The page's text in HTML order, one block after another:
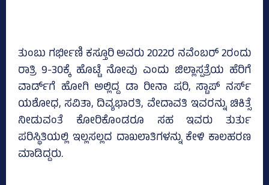
ತುಂಬು ಗರ್ಭೀಣಿ ಕಸ್ತೂರಿ ಅವರು 2022ರ ನವೆಂಬರ್‌ 2ರಂದು
ರಾತ್ರಿ 9-30ಕ್ಕೆ ಹೊಟ್ಟೆ ನೋವು ಎಂದು ಜಿಲ್ಲಾಸ್ಪತ್ರೆಯ ಹೆರಿಗೆ
ವಾರ್ಡ್‌ಗೆ ಹೋಗಿ ಅಲ್ಲಿದ್ದ ಡಾ ರೀನಾ ಷರಿ, ಸ್ಟಾಪ್‌ ನರ್ಸ್
ಯಶೋಧ, ಸವಿತಾ, ದಿವ್ಯಭಾರತಿ, ವೇದಾವತಿ ಇವರನ್ನು ಚಿಕಿತ್ಸೆ
ನೀಡುವಂತೆ ಕೋರಿಕೊಂಡರೂ ಸಹ ಇವರು ತುರ್ತು
ಪರಿಸ್ಥಿತಿಯಲ್ಲಿ ಇಲ್ಲಸಲ್ಲದ ದಾಖಲಾತಿಗಳನ್ನು ಕೇಳಿ ಕಾಲಹರಣ
ಮಾಡಿದ್ದರು.